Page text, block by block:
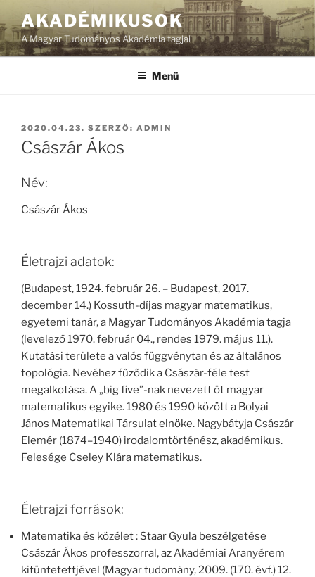
AKADÉMIKUSOK
A Magyar Tudományos Akadémia tagjai
Menü
BEKÜLDVE:
2020.04.23. SZERZŐ: ADMIN
Császár Ákos
Név:
Császár Ákos
Életrajzi adatok:
(Budapest, 1924. február 26. – Budapest, 2017.
december 14.) Kossuth-díjas magyar matematikus,
egyetemi tanár, a Magyar Tudományos Akadémia tagja
(levelező 1970. február 04., rendes 1979. május 11.).
Kutatási területe a valós függvénytan és az általános
topológia. Nevéhez fűződik a Császár-féle test
megalkotása. A „big five”-nak nevezett öt magyar
matematikus egyike. 1980 és 1990 között a Bolyai
János Matematikai Társulat elnöke. Nagybátyja Császár
Elemér (1874–1940) irodalomtörténész, akadémikus.
Felesége Cseley Klára matematikus.
Életrajzi források:
Matematika és közélet : Staar Gyula beszélgetése
Császár Ákos professzorral, az Akadémiai Aranyérem
kitüntetettjével (Magyar tudomány, 2009. (170. évf.) 12.